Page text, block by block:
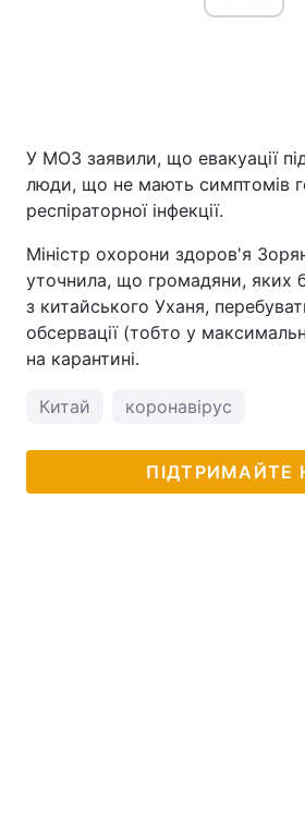
У МОЗ заявили, що евакуації
люди, що не мають симптомів
респіраторної інфекції.
Міністр охорони здоров'я
уточнила, що громадяни, яких
з китайського Уханя,
обсервації (тобто у
на карантині.
Китай коронавірус
ПІДТРИМАЙТЕ